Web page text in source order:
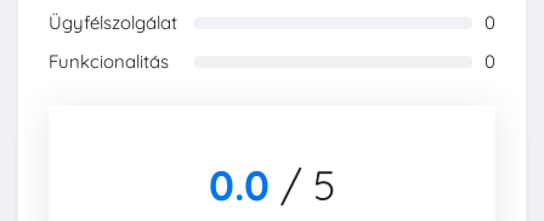
Ügyfélszolgálat
0
Funkcionalitás
0
0.0 / 5